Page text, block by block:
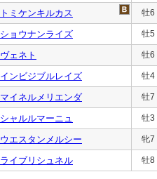
トミケンキルカス 牡6
ショウナンライズ 牡5
ヴェネト 牡6
インビジブルレイズ 牡4
マイネルメリエンダ 牡7
シャルルマーニュ 牡3
ウエスタンメルシー 牝7
ライブリシュネル 牡8